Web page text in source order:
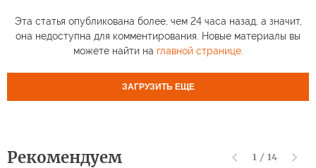
Эта статья опубликована более, чем 24 часа назад, а значит,
она недоступна для комментирования. Новые материалы вы
можете найти на главной странице.
ЗАГРУЗИТЬ ЕЩЕ
Рекомендуем 1 / 14